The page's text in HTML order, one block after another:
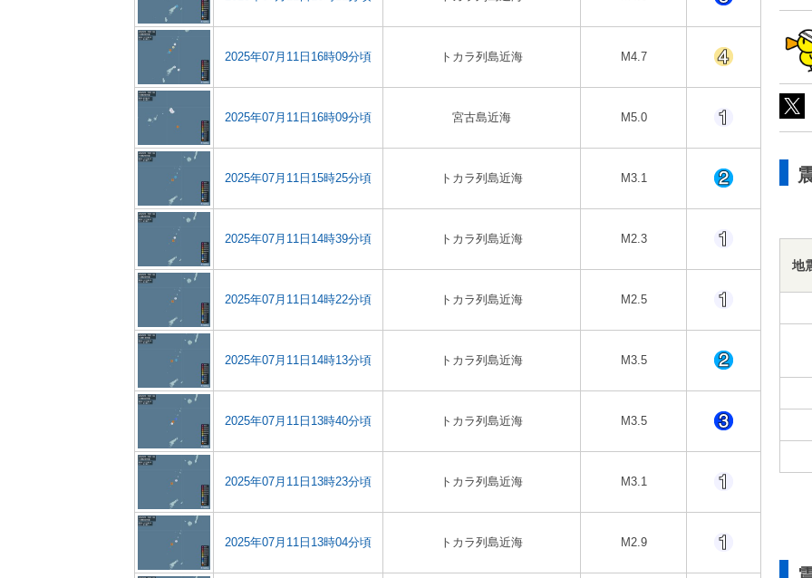
2025年07月11日16時09分頃 トカラ列島近海 M4.7
2025年07月11日16時09分頃 宮古島近海 M5.0
2025年07月11日15時25分頃 トカラ列島近海 M3.1
2025年07月11日14時39分頃 トカラ列島近海 M2.3
2025年07月11日14時22分頃 トカラ列島近海 M2.5
2025年07月11日14時13分頃 トカラ列島近海 M3.5
2025年07月11日13時40分頃 トカラ列島近海 M3.5
2025年07月11日13時23分頃 トカラ列島近海 M3.1
2025年07月11日13時04分頃 トカラ列島近海 M2.9
地